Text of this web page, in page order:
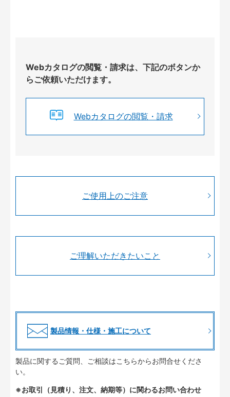
Webカタログの閲覧・請求は、下記のボタンか
らご依頼いただけます。
Webカタログの閲覧・請求
ご使用上のご注意
ご理解いただきたいこと
製品情報・仕様・施工について
製品に関するご質問、ご相談はこちらからお問合せくださ
い。
※お取引（見積り、注文、納期等）に関わるお問い合わせ